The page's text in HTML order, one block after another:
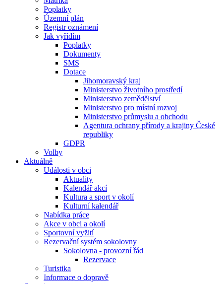
Poplatky
Územní plán
Registr oznámení
Jak vyřídím
Poplatky
Dokumenty
SMS
Dotace
Jihomoravský kraj
Ministerstvo životního prostředí
Ministerstvo zemědělství
Ministerstvo pro místní rozvoj
Ministerstvo průmyslu a obchodu
Agentura ochrany přírody a krajiny České
republiky
GDPR
Volby
Aktuálně
Události v obci
Aktuality
Kalendář akcí
Kultura a sport v okolí
Kulturní kalendář
Nabídka práce
Akce v obci a okolí
Sportovní vyžití
Rezervační systém sokolovny
Sokolovna - provozní řád
Rezervace
Turistika
Informace o dopravě